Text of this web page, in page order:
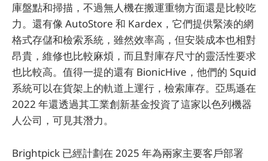
庫盤點和掃描，不過無人機在搬運重物方面還是比較吃
力。還有像 AutoStore 和 Kardex，它們提供緊湊的網
格式存儲和檢索系統，雖然效率高，但安裝成本也相對
昂貴，維修也比較麻煩，而且對庫存尺寸的靈活性要求
也比較高。值得一提的還有 BionicHive，他們的 Squid
系統可以在貨架上的軌道上運行，檢索庫存。亞馬遜在
2022 年還透過其工業創新基金投資了這家以色列機器
人公司，可見其潛力。
Brightpick 已經計劃在 2025 年為兩家主要客戶部署